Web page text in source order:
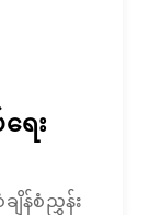
ေး
န်စံညွှန်း